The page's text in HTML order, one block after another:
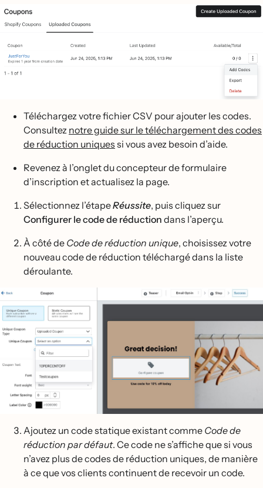
Téléchargez votre fichier CSV pour ajouter les codes.
Consultez notre guide sur le téléchargement des codes
de réduction uniques si vous avez besoin d’aide.
Revenez à l’onglet du concepteur de formulaire
d’inscription et actualisez la page.
Sélectionnez l’étapeRéussite, puis cliquez sur
Configurer le code de réduction dans l’aperçu.
À côté de Code de réduction unique, choisissez votre
nouveau code de réduction téléchargé dans la liste
déroulante.
Ajoutez un code statique existant comme Code de
réduction par défaut. Ce code ne s’affiche que si vous
n’avez plus de codes de réduction uniques, de manière
à ce que vos clients continuent de recevoir un code.